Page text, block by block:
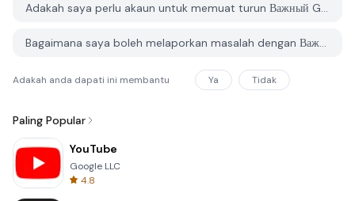
Adakah saya perlu akaun untuk memuat turun Важный GOOSE dari PGYER APK HUB?
Bagaimana saya boleh melaporkan masalah dengan Важный GOOSE di PGYER APK HUB?
Adakah anda dapati ini membantu Ya Tidak
Paling Popular
YouTube
Google LLC
4.8